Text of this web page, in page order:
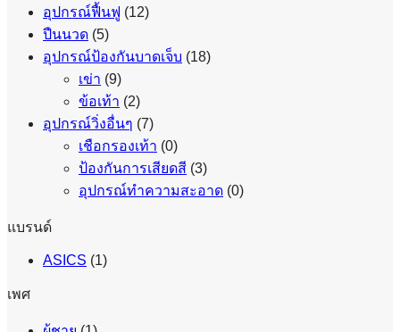
อุปกรณ์ฟื้นฟู (12)
ปืนนวด (5)
อุปกรณ์ป้องกันบาดเจ็บ (18)
เข่า (9)
ข้อเท้า (2)
อุปกรณ์วิ่งอื่นๆ (7)
เชือกรองเท้า (0)
ป้องกันการเสียดสี (3)
อุปกรณ์ทำความสะอาด (0)
แบรนด์
ASICS (1)
เพศ